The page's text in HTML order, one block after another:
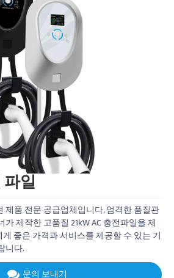
파일
제품 전문 공급업체입니다. 엄격한 품질관
제작한 고품질 21kW AC 충전파일을 제
좋은 가격과 서비스를 제공할 수 있는 기
니다.
문의 보내기